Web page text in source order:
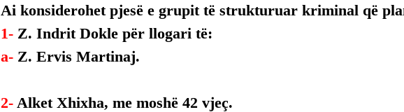
Ai konsiderohet pjesë e grupit të strukturuar kriminal që
1- Z. Indrit Dokle për llogari të:
a- Z. Ervis Martinaj.
2- Alket Xhixha, me moshë 42 vjeç.